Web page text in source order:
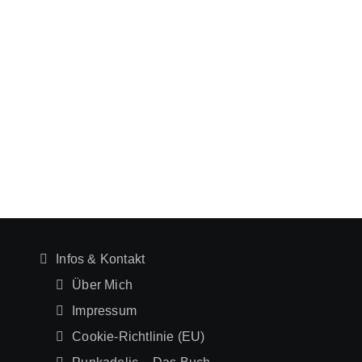
Infos & Kontakt
Über Mich
Impressum
Cookie-Richtlinie (EU)